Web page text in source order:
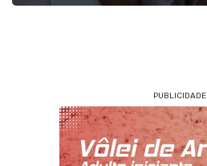
PUBLICIDADE